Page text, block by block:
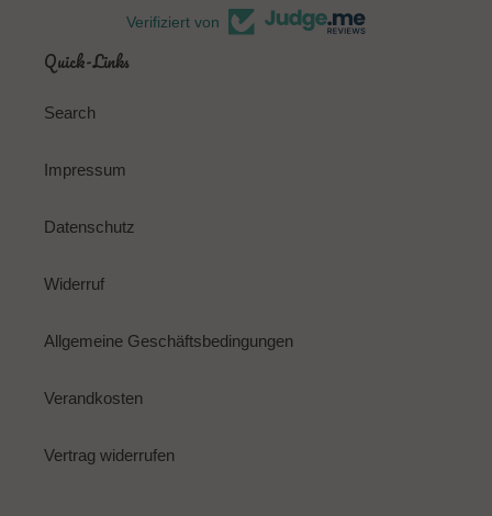
Verifiziert von
Quick-Links
Search
Impressum
Datenschutz
Widerruf
Allgemeine Geschäftsbedingungen
Verandkosten
Vertrag widerrufen